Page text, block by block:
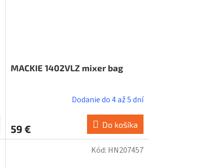
MACKIE 1402VLZ mixer bag
Dodanie do 4 až 5 dní
59 € Do košíka
Kód: HN207457